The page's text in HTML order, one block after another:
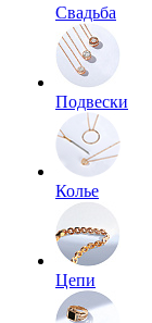
Свадьба
Подвески
Колье
Цепи